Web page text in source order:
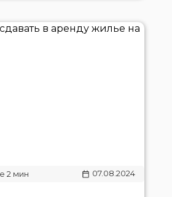
07.08.2024